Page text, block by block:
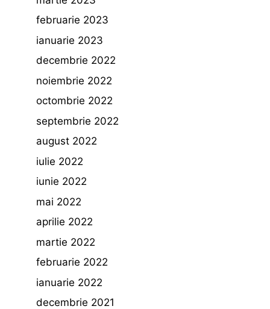
februarie 2023
ianuarie 2023
decembrie 2022
noiembrie 2022
octombrie 2022
septembrie 2022
august 2022
iulie 2022
iunie 2022
mai 2022
aprilie 2022
martie 2022
februarie 2022
ianuarie 2022
decembrie 2021